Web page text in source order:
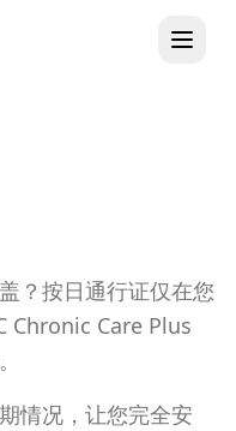
？按日通行证仅在您
Chronic Care Plus
情况，让您完全安